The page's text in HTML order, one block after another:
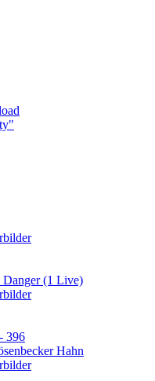
Danger (1 Live)
396
Hahn